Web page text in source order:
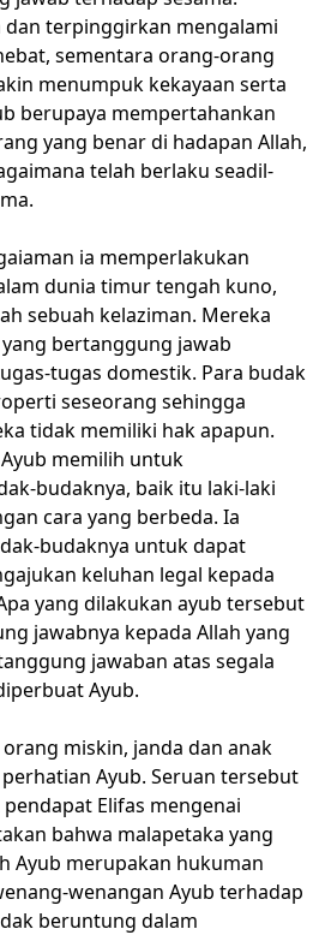
dan terpinggirkan mengalami
sementara orang-orang
menumpuk kekayaan serta
berupaya mempertahankan
yang benar di hadapan Allah,
telah berlaku seadil-
ia memperlakukan
dunia timur tengah kuno,
sebuah kelaziman. Mereka
bertanggung jawab
tugas domestik. Para budak
seseorang sehingga
tidak memiliki hak apapun.
memilih untuk
budaknya, baik itu laki-laki
cara yang berbeda. Ia
budaknya untuk dapat
keluhan legal kepada
yang dilakukan ayub tersebut
jawabnya kepada Allah yang
jawaban atas segala
Ayub.
miskin, janda dan anak
Ayub. Seruan tersebut
Elifas mengenai
bahwa malapetaka yang
Ayub merupakan hukuman
wenangan Ayub terhadap
beruntung dalam